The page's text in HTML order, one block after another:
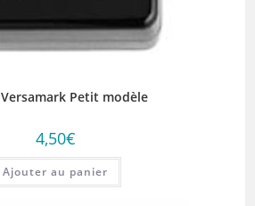
Petit modèle
4,50€
Ajouter au panier